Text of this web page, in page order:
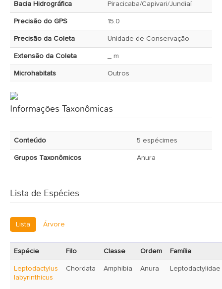
Bacia Hidrográfica Piracicaba/Capivari/Jundiaí
Precisão do GPS 15.0
Precisão da Coleta Unidade de Conservação
Extensão da Coleta _ m
Microhabitats Outros
Informações Taxonômicas
Conteúdo 5 espécimes
Grupos Taxonômicos Anura
Lista de Espécies
Lista Árvore
Espécie Filo Classe Ordem Família
Leptodactylus
labyrinthicus
Chordata Amphibia Anura Leptodactylidae